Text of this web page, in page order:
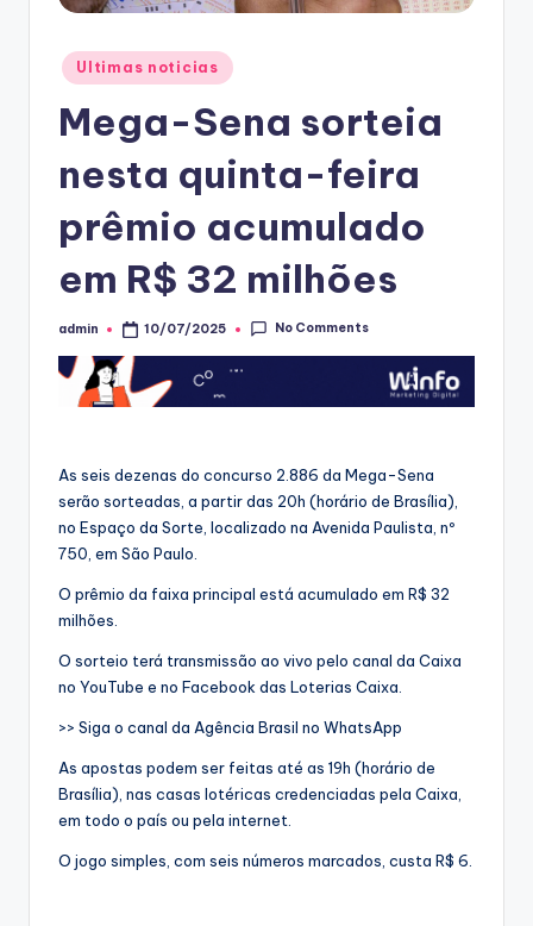
Posted
in
Ultimas noticias
Mega-Sena sorteia
nesta quinta-feira
prêmio acumulado
em R$ 32 milhões
Posted
admin 10/07/2025 No Comments
As seis dezenas do concurso 2.886 da Mega-Sena
serão sorteadas, a partir das 20h (horário de Brasília),
no Espaço da Sorte, localizado na Avenida Paulista, nº
750, em São Paulo.
O prêmio da faixa principal está acumulado em R$ 32
milhões.
O sorteio terá transmissão ao vivo pelo canal da Caixa
no YouTube e no Facebook das Loterias Caixa.
>> Siga o canal da Agência Brasil no WhatsApp
As apostas podem ser feitas até as 19h (horário de
Brasília), nas casas lotéricas credenciadas pela Caixa,
em todo o país ou pela internet.
O jogo simples, com seis números marcados, custa R$ 6.